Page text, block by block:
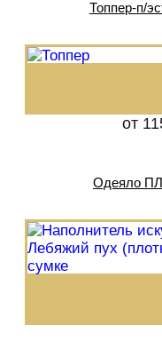
Топпер-п/
от
Одеяло